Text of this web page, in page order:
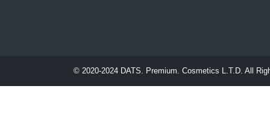
© 2020-2024 DATS. Premium. Cosmetics L.T.D. All